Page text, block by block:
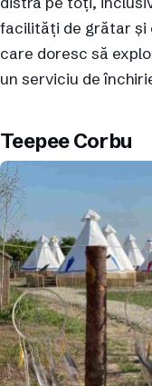
facilități de grătar și
care doresc să
un serviciu de
Teepee Corbu